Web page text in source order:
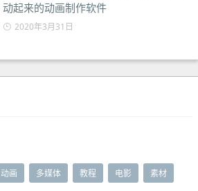
动起来的动画制作软件
2020年3月31日
动画 多媒体 教程 电影 素材